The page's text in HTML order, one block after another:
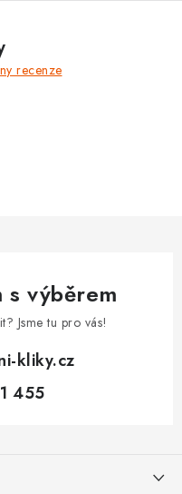
recenze
s výběrem
Jsme tu pro vás!
kliky.cz
455